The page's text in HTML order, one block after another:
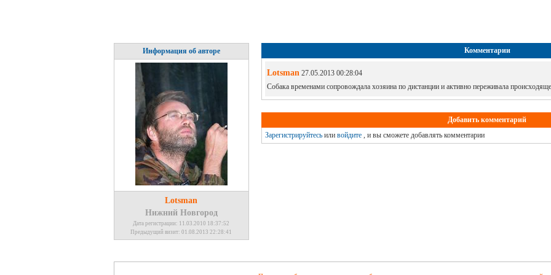
Информация об авторе
Lotsman
Нижний Новгород
Дата регистрации: 11.03.2010 18:37:52
Предыдущий визит: 01.08.2013 22:28:41
Комментарии
Lotsman27.05.2013 00:28:04
Собака временами сопровождала хозяина по дистанции и активно переживала
Добавить комментарий
Зарегистрируйтесьили войдите, и вы сможете добавлять комментарии